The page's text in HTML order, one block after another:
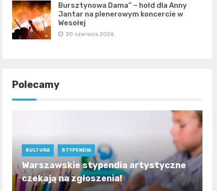
Bursztynowa Dama” – hołd dla Anny
Jantar na plenerowym koncercie w
Wesołej
30 czerwca 2026
Polecamy
KULTURA STYPENDIA
Warszawskie stypendia artystyczne
czekają na zgłoszenia!